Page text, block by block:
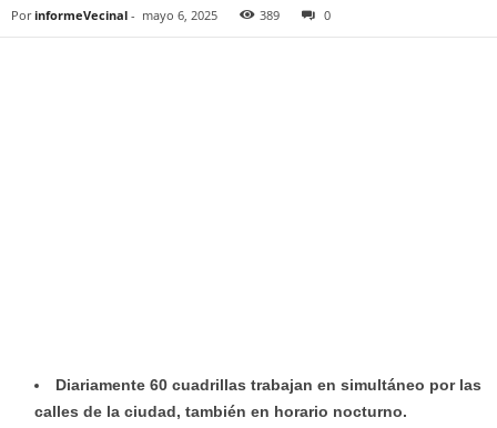
Por informeVecinal - mayo 6, 2025 389 0
Diariamente 60 cuadrillas trabajan en simultáneo por las
calles de la ciudad, también en horario nocturno.